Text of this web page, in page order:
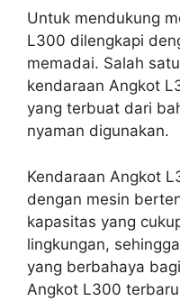
Untuk mendukung
L300 dilengkapi
memadai. Salah
kendaraan Angkot
yang terbuat dari
nyaman digunakan.
Kendaraan Angkot
dengan mesin
kapasitas yang
lingkungan,
yang berbahaya
Angkot L300